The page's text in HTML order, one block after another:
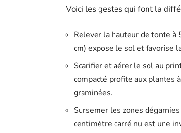
Voici les gestes qui font la
Relever la hauteur de tonte
cm) expose le sol et favorise
Scarifier et aérer le sol au
compacté profite aux plantes
graminées.
Sursemer les zones
centimètre carré nu est une